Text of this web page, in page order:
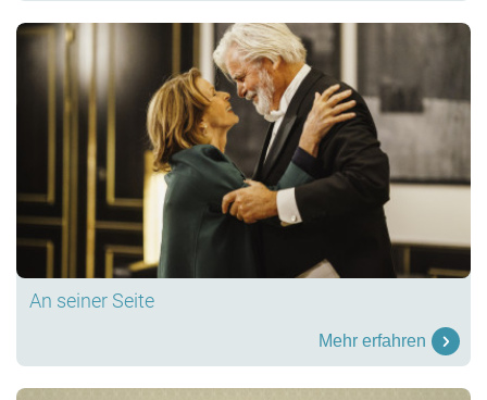
An seiner Seite
Mehr erfahren